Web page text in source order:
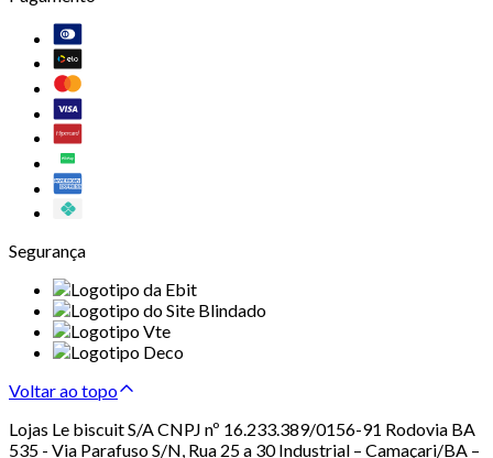
Segurança
Voltar ao topo
Lojas Le biscuit S/A CNPJ nº 16.233.389/0156-91 Rodovia BA
535 - Via Parafuso S/N, Rua 25 a 30 Industrial – Camaçari/BA –